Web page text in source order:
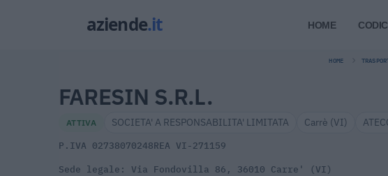
HOME
HOME
FARESIN S.R.L.
ATTIVA SOCIETA' A RESPONSABILITA' LIMITATA Carrè (VI)
P.IVA 02738070248REA VI-271159
Sede legale: Via Fondovilla 86, 36010 Carre' (VI)